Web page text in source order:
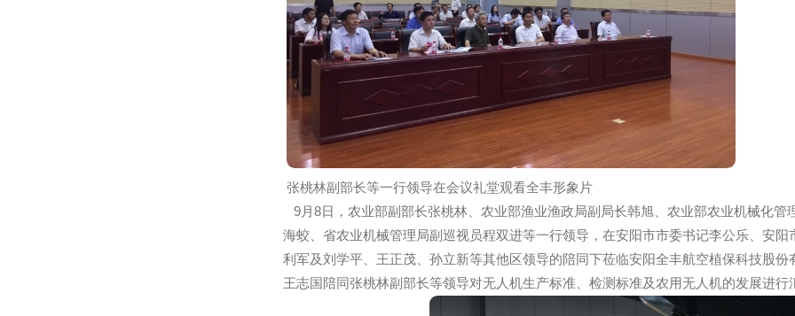
张桃林副部长等一行领导在会议礼堂观看全丰形象片
9月8日，农业部副部长张桃林、农业部渔业渔政局副局长韩旭、农业部